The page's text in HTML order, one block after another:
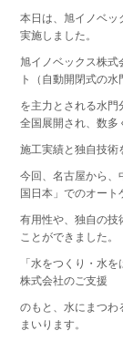
本日は、旭イノベッ
実施しました。
旭イノベックス株式
ト（自動開閉式の水
を主力とされる水
全国展開され、数多
施工実績と独自技術
今回、名古屋から、
国日本」でのオート
有用性や、独自の技
ことができました。
「水をつくり・水
株式会社のご支援
のもと、水にまつわ
まいります。